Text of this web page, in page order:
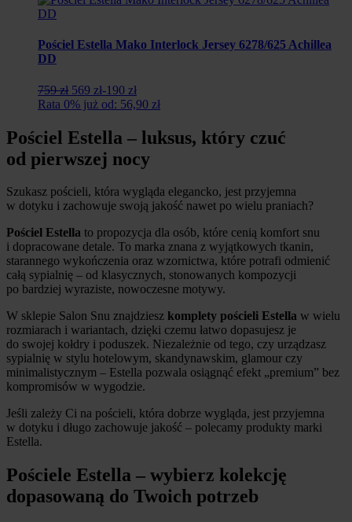
Pościel Estella Mako Interlock Jersey 6278/625 Achillea
DD
759 zł Pierwotna
cena
759
zł.
569 złAktualna
cena
569
zł.
-190 zł
Rata 0% już od: 56,90 zł
Pościel Estella – luksus, który czuć
od pierwszej nocy
Szukasz pościeli, która wygląda elegancko, jest przyjemna
w dotyku i zachowuje swoją jakość nawet po wielu praniach?
Pościel Estella to propozycja dla osób, które cenią komfort snu
i dopracowane detale. To marka znana z wyjątkowych tkanin,
starannego wykończenia oraz wzornictwa, które potrafi odmienić
całą sypialnię – od klasycznych, stonowanych kompozycji
po bardziej wyraziste, nowoczesne motywy.
W sklepie Salon Snu znajdziesz komplety pościeli Estella w wielu
rozmiarach i wariantach, dzięki czemu łatwo dopasujesz je
do swojej kołdry i poduszek. Niezależnie od tego, czy urządzasz
sypialnię w stylu hotelowym, skandynawskim, glamour czy
minimalistycznym – Estella pozwala osiągnąć efekt „premium” bez
kompromisów w wygodzie.
Jeśli zależy Ci na pościeli, która dobrze wygląda, jest przyjemna
w dotyku i długo zachowuje jakość – polecamy produkty marki
Estella.
Pościele Estella – wybierz kolekcję
dopasowaną do Twoich potrzeb